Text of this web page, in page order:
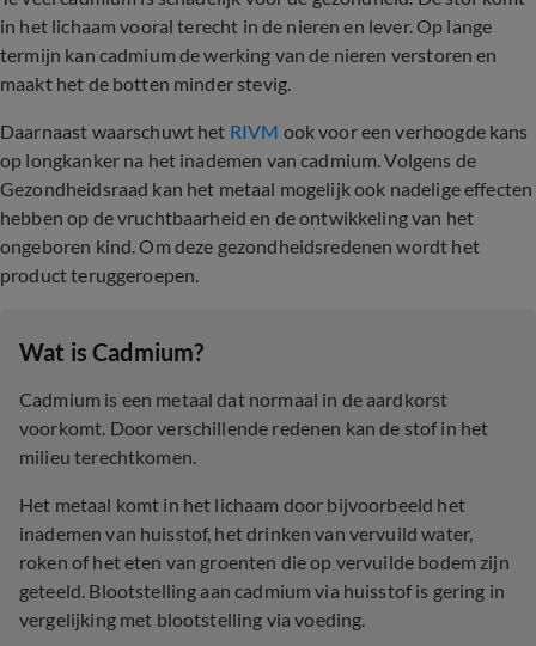
in het lichaam vooral terecht in de nieren en lever. Op lange
termijn kan cadmium de werking van de nieren verstoren en
maakt het de botten minder stevig.
Daarnaast waarschuwt het RIVM ook voor een verhoogde kans
op longkanker na het inademen van cadmium. Volgens de
Gezondheidsraad kan het metaal mogelijk ook nadelige effecten
hebben op de vruchtbaarheid en de ontwikkeling van het
ongeboren kind. Om deze gezondheidsredenen wordt het
product teruggeroepen.
Wat is Cadmium?
Cadmium is een metaal dat normaal in de aardkorst
voorkomt. Door verschillende redenen kan de stof in het
milieu terechtkomen.
Het metaal komt in het lichaam door bijvoorbeeld het
inademen van huisstof, het drinken van vervuild water,
roken of het eten van groenten die op vervuilde bodem zijn
geteeld. Blootstelling aan cadmium via huisstof is gering in
vergelijking met blootstelling via voeding.